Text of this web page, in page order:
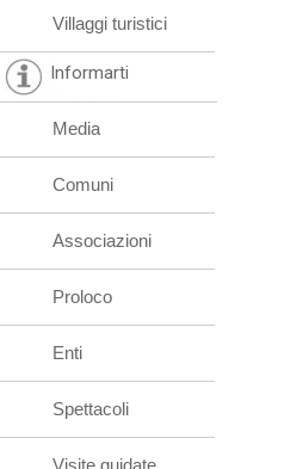
Villaggi turistici
Informarti
Media
Comuni
Associazioni
Proloco
Enti
Spettacoli
Visite guidate